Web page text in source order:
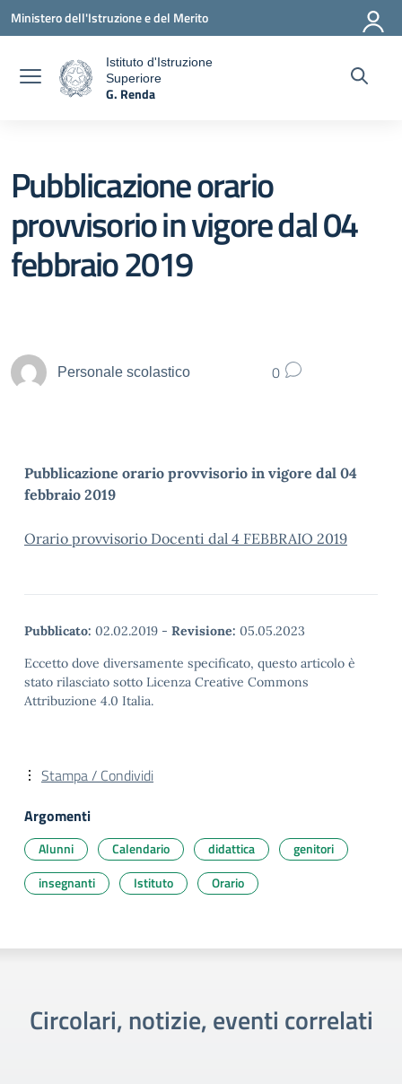
Vai ai contenuti
Vai al menu di navigazione
Vai al footer
Ministero dell'Istruzione e del Merito
Istituto d'Istruzione
Superiore
G. Renda
Pubblicazione orario
provvisorio in vigore dal 04
febbraio 2019
Personale scolastico 0
Pubblicazione orario provvisorio in vigore dal 04
febbraio 2019
Orario provvisorio Docenti dal 4 FEBBRAIO 2019
Pubblicato: 02.02.2019 - Revisione: 05.05.2023
Eccetto dove diversamente specificato, questo articolo è
stato rilasciato sotto Licenza Creative Commons
Attribuzione 4.0 Italia.
Stampa / Condividi
Argomenti
Alunni Calendario didattica
genitori
insegnanti
Istituto Orario
Circolari, notizie, eventi correlati